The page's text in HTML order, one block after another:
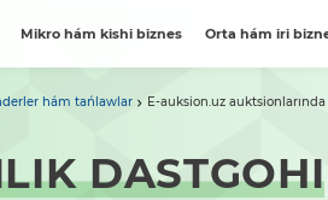
Mikro hám kishi biznes Orta hám iri
hám tańlawlar E-auksion.uz
DASTGOHI